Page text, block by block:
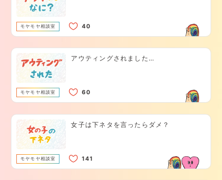
モヤモヤ相談室
アウティングされました…
モヤモヤ相談室
女子は下ネタを言ったらダメ？
モヤモヤ相談室